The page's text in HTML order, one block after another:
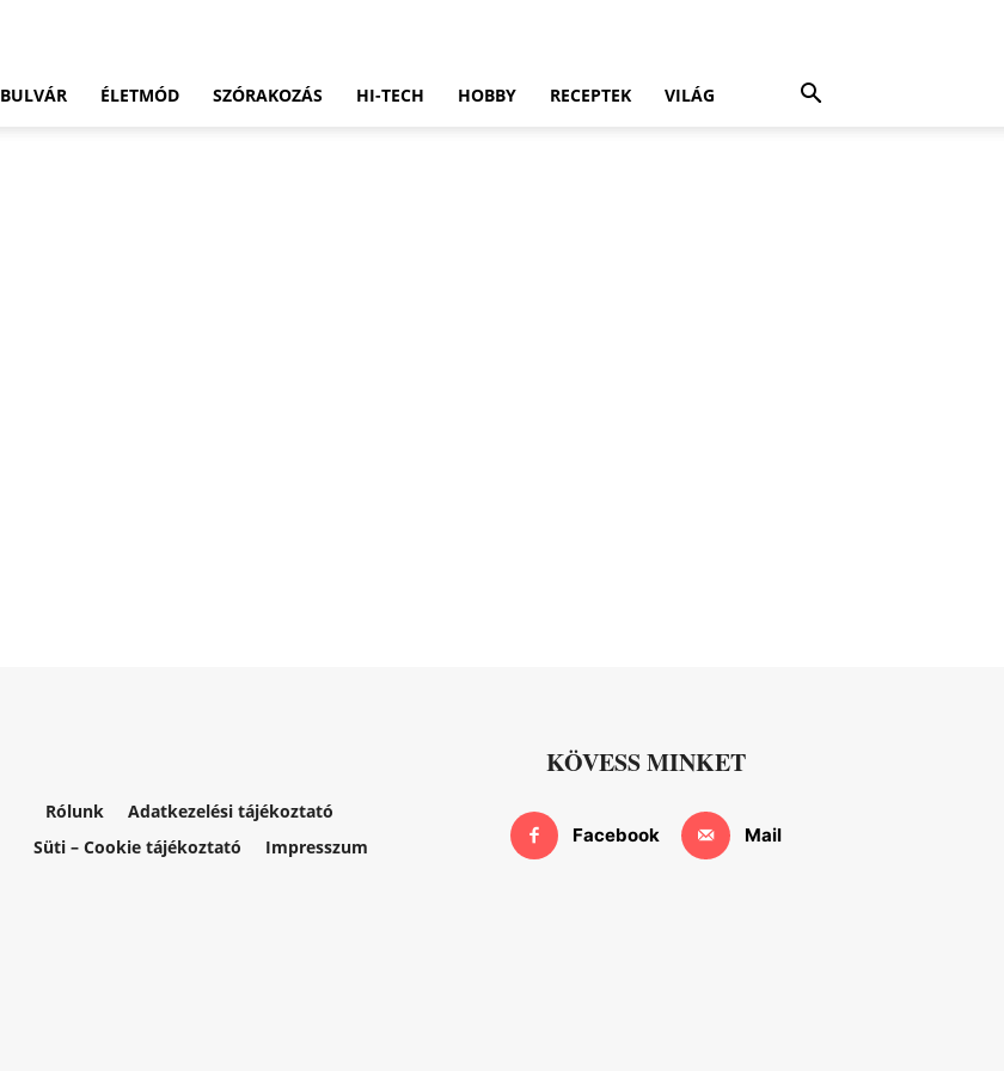
BULVÁR ÉLETMÓD SZÓRAKOZÁS HI-TECH HOBBY RECEPTEK VILÁG
Rólunk
Adatkezelési tájékoztató
Süti – Cookie tájékoztató
Impresszum
KÖVESS MINKET
Facebook Mail